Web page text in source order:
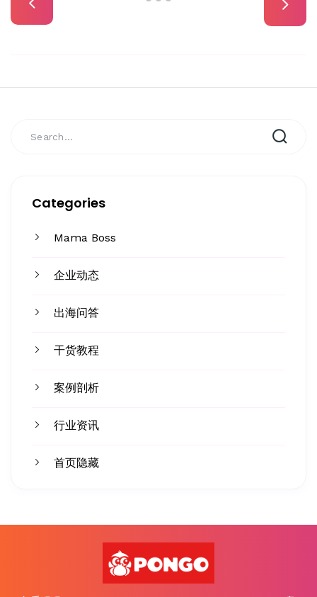
Categories
Mama Boss
企业动态
出海问答
干货教程
案例剖析
行业资讯
首页隐藏